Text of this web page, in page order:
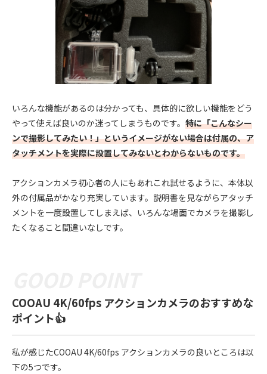
いろんな機能があるのは分かっても、具体的に欲しい機能をどう
やって使えば良いのか迷ってしまうものです。 特に「こんなシー
ンで撮影してみたい！」というイメージがない場合は付属の、ア
タッチメントを実際に設置してみないとわからないものです。
アクションカメラ初心者の人にもあれこれ試せるように、本体以
外の付属品がかなり充実しています。説明書を見ながらアタッチ
メントを一度設置してしまえば、いろんな場面でカメラを撮影し
たくなること間違いなしです。
COOAU 4K/60fps アクションカメラのおすすめな
ポイント👍
私が感じたCOOAU 4K/60fps アクションカメラの良いところは以
下の5つです。